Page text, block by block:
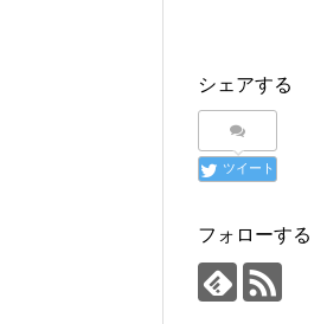
シェアする
ツイート
フォローする